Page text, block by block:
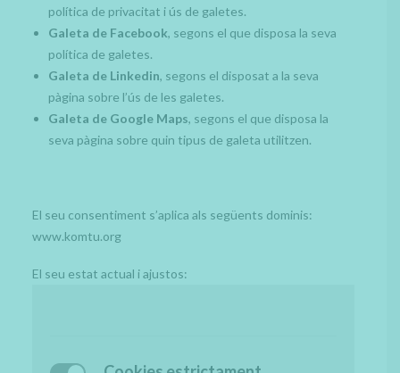
política de privacitat i ús de galetes.
Galeta de Facebook, segons el que disposa la seva
política de galetes.
Galeta de Linkedin, segons el disposat a la seva
pàgina sobre l’ús de les galetes.
Galeta de Google Maps, segons el que disposa la
seva pàgina sobre quin tipus de galeta utilitzen.
El seu consentiment s’aplica als següents dominis:
www.komtu.org
El seu estat actual i ajustos: